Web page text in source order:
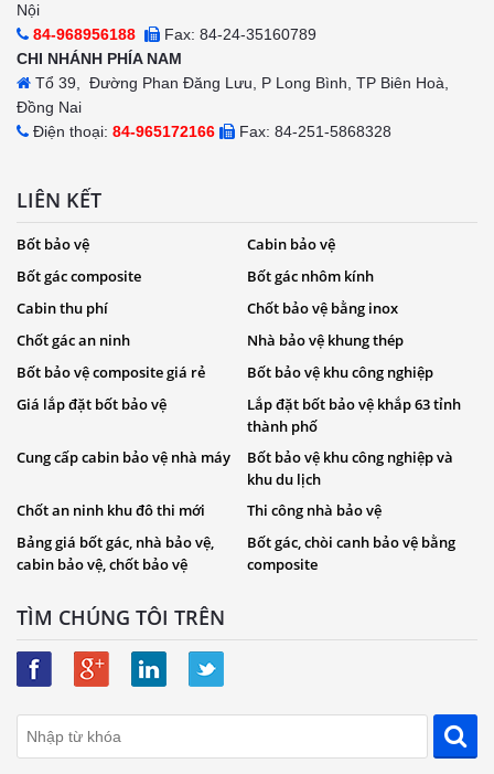
Nội
84-968956188
Fax: 84-24-35160789
CHI NHÁNH PHÍA NAM
Tổ 39, Đường Phan Đăng Lưu, P Long Bình, TP Biên Hoà,
Đồng Nai
Điện thoại: 84-965172166 Fax: 84-251-5868328
LIÊN KẾT
Bốt bảo vệ
Cabin bảo vệ
Bốt gác composite
Bốt gác nhôm kính
Cabin thu phí
Chốt bảo vệ bằng inox
Chốt gác an ninh
Nhà bảo vệ khung thép
Bốt bảo vệ composite giá rẻ
Bốt bảo vệ khu công nghiệp
Giá lắp đặt bốt bảo vệ
Lắp đặt bốt bảo vệ khắp 63 tỉnh
thành phố
Cung cấp cabin bảo vệ nhà máy Bốt bảo vệ khu công nghiệp và
khu du lịch
Chốt an ninh khu đô thi mới
Thi công nhà bảo vệ
Bảng giá bốt gác, nhà bảo vệ,
cabin bảo vệ, chốt bảo vệ
Bốt gác, chòi canh bảo vệ bằng
composite
TÌM CHÚNG TÔI TRÊN